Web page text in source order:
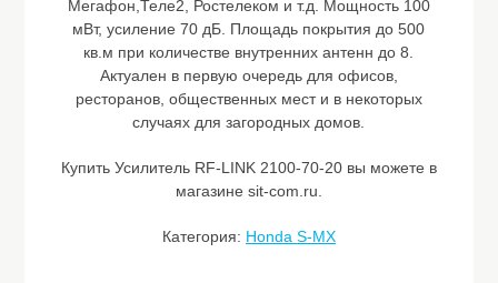
Мегафон,Теле2, Ростелеком и т.д. Мощность 100
мВт, усиление 70 дБ. Площадь покрытия до 500
кв.м при количестве внутренних антенн до 8.
Актуален в первую очередь для офисов,
ресторанов, общественных мест и в некоторых
случаях для загородных домов.
Купить Усилитель RF-LINK 2100-70-20 вы можете в
магазине sit-com.ru.
Категория: Honda S-MX